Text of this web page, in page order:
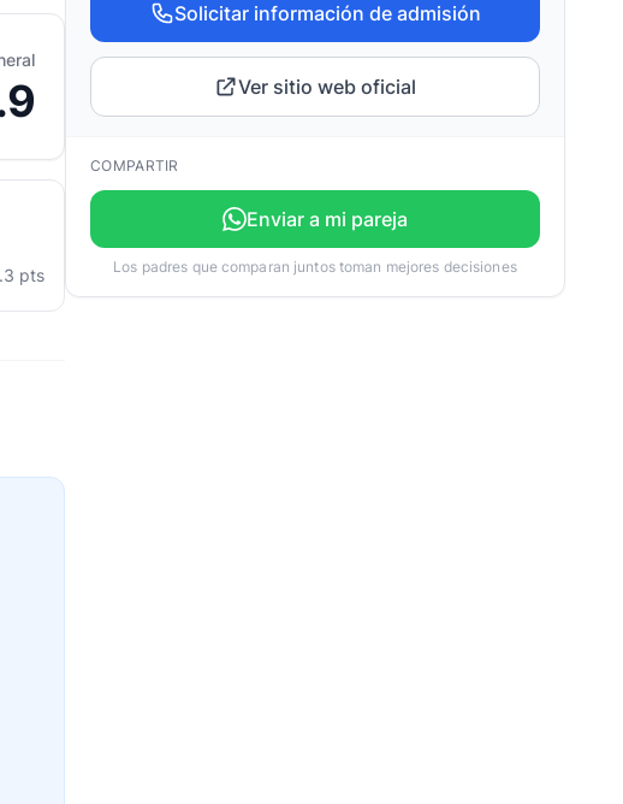
pts
Solicitar información de admisión
Ver sitio web oficial
COMPARTIR
Enviar a mi pareja
Los padres que comparan juntos toman mejores decisiones